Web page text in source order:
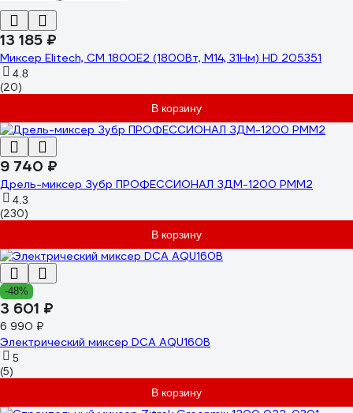
13 185 ₽
Миксер Elitech, CM 1800E2 (1800Вт, М14, 31Нм) HD 205351
4.8
(20)
В корзину
9 740 ₽
Дрель-миксер Зубр ПРОФЕССИОНАЛ ЗДМ-1200 РММ2
4.3
(230)
В корзину
-48%
3 601 ₽
6 990 ₽
Электрический миксер DCA AQU160B
5
(5)
В корзину